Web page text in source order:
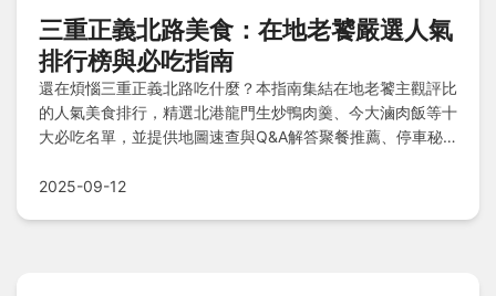
三重正義北路美食：在地老饕嚴選人氣
排行榜與必吃指南
還在煩惱三重正義北路吃什麼？本指南集結在地老饕主觀評比
的人氣美食排行，精選北港龍門生炒鴨肉羹、今大滷肉飯等十
大必吃名單，並提供地圖速查與Q&A解答聚餐推薦、停車秘
2025-09-12